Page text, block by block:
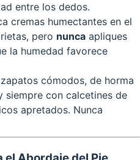
entre los dedos.
cremas humectantes en el
pero nunca apliques
la humedad favorece
cómodos, de horma
siempre con calcetines de
apretados. Nunca